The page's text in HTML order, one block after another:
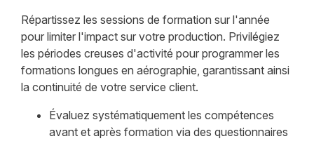
Répartissez les sessions de formation sur l'année
pour limiter l'impact sur votre production. Privilégiez
les périodes creuses d'activité pour programmer les
formations longues en aérographie, garantissant ainsi
la continuité de votre service client.
Évaluez systématiquement les compétences
avant et après formation via des questionnaires